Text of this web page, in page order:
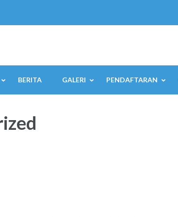
BERITA GALERI PENDAFTARAN